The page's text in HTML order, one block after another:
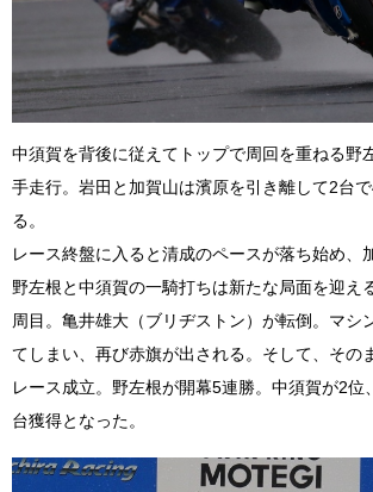
中須賀を背後に従えてトップで周回を重ねる野
手走行。岩田と加賀山は濱原を引き離して2台
る。
レース終盤に入ると清成のペースが落ち始め、
野左根と中須賀の一騎打ちは新たな局面を迎え
周目。亀井雄大（ブリヂストン）が転倒。マシ
てしまい、再び赤旗が出される。そして、その
レース成立。野左根が開幕5連勝。中須賀が2位
台獲得となった。